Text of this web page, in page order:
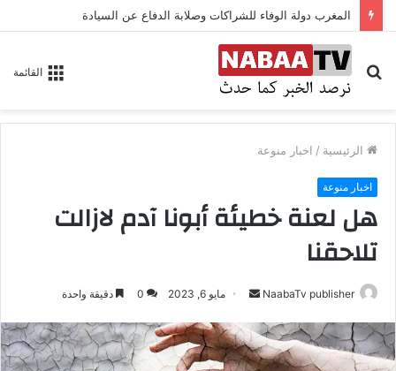
المغرب دولة الوفاء للشراكات وصلابة الدفاع عن السيادة
القائمة
بحث
عن
الرئيسية / اخبار منوعة
اخبار منوعة
هل لعنة خطيئة أبونا آدم لازالت
تلاحقنا
NaabaTv publisher
س
ل
مايو 6, 2023 0 دقيقة واحدة